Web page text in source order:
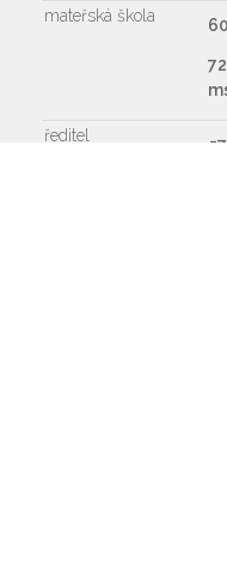
mateřská škola
ředitel